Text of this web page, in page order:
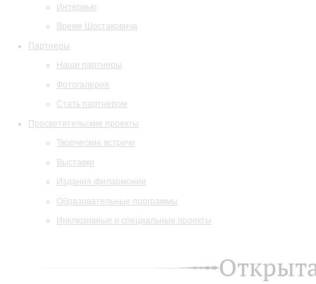
Интервью
Время Шостаковича
Партнеры
Наши партнеры
Фотогалерея
Стать партнером
Просветительские проекты
Творческие встречи
Выставки
Издания филармонии
Образовательные программы
Инклюзивные и специальные проекты